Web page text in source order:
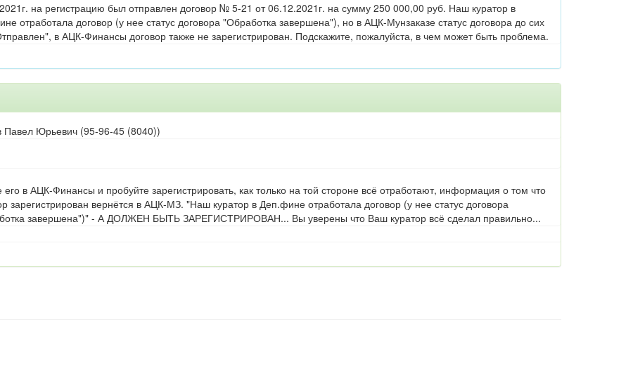
на регистрацию был отправлен договор № 5-21 от 06.12.2021г. на сумму 250 000,00 руб. Наш куратор в
отработала договор (у нее статус договора "Обработка завершена"), но в АЦК-Мунзаказе статус договора до сих
в АЦК-Финансы договор также не зарегистрирован. Подскажите, пожалуйста, в чем может быть проблема.
Павел Юрьевич (95-96-45 (8040))
в АЦК-Финансы и пробуйте зарегистрировать, как только на той стороне всё отработают, информация о том что
зарегистрирован вернётся в АЦК-МЗ. "Наш куратор в Деп.фине отработала договор (у нее статус договора
завершена")" - А ДОЛЖЕН БЫТЬ ЗАРЕГИСТРИРОВАН... Вы уверены что Ваш куратор всё сделал правильно...